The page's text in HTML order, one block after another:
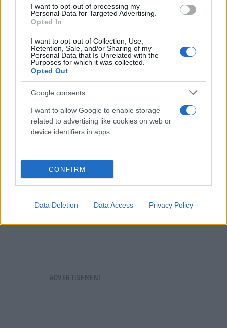
I want to opt-out of processing my
Personal Data for Targeted Advertising.
Opted In
I want to opt-out of Collection, Use,
Retention, Sale, and/or Sharing of my
Personal Data that Is Unrelated with the
Purposes for which it was collected.
Opted Out
Google consents
I want to allow Google to enable storage
related to advertising like cookies on web or
device identifiers in apps.
CONFIRM
Data Deletion Data Access Privacy Policy
υπολόγιζαν, ούτε τις συνεργασίες που ήλπιζαν,
ούτε τις ευκαιρίες που νιώθουν ότι άξιζαν. Και
τα διδάσκουμε σε όσους νέους θέλουν να
ακολουθήσουν τα βήματά τους. Καλωσόρισες πίσω
Κώστα Μανωλά και κάθε Κώστα Μανωλά. Τα μικρά
γήπεδα της Ελλάδας στην περιφέρεια έχουν και